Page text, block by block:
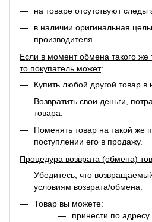
на товаре отсутствуют следы
в наличии оригинальная
производителя.
Если в момент обмена такого же
то покупатель может:
Купить любой другой товар в
Возвратить свои деньги,
товара.
Поменять товар на такой же
поступлении его в продажу.
Процедура возврата (обмена)
Убедитесь, что
условиям возврата/обмена.
Товар вы можете:
принести по